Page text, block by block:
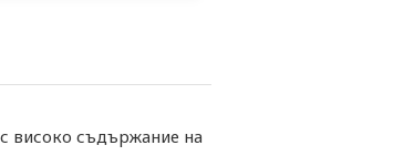
високо съдържание на